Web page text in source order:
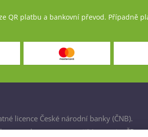
QR platbu a bankovní převod. Případně
licence České národní banky (ČNB).
a spolupracovat s pojišťovnami v ČR.